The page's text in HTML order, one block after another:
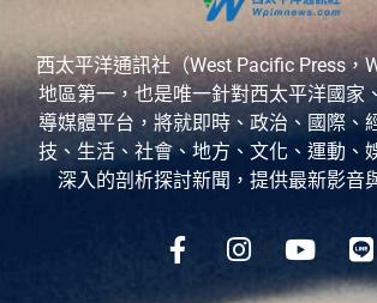
西太平洋通訊社（West Pacific Press，
地區第一，也是唯一針對西太平洋國家
導媒體平台，將就即時、政治、國際、
技、生活、社會、地方、文化、運動、
深入的剖析探討新聞，提供最新影音